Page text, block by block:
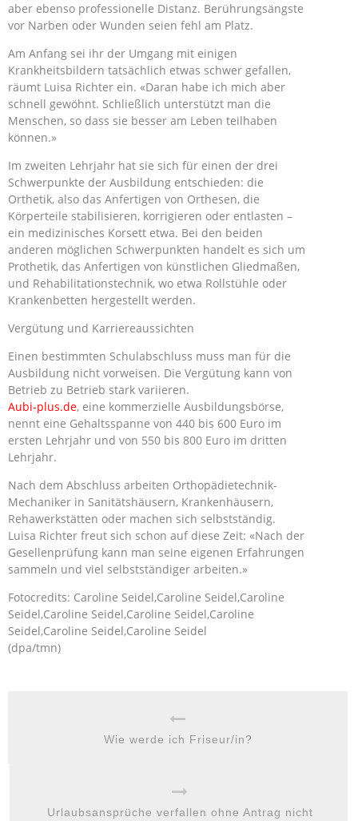
aber ebenso professionelle Distanz. Berührungsängste
vor Narben oder Wunden seien fehl am Platz.
Am Anfang sei ihr der Umgang mit einigen
Krankheitsbildern tatsächlich etwas schwer gefallen,
räumt Luisa Richter ein. «Daran habe ich mich aber
schnell gewöhnt. Schließlich unterstützt man die
Menschen, so dass sie besser am Leben teilhaben
können.»
Im zweiten Lehrjahr hat sie sich für einen der drei
Schwerpunkte der Ausbildung entschieden: die
Orthetik, also das Anfertigen von Orthesen, die
Körperteile stabilisieren, korrigieren oder entlasten –
ein medizinisches Korsett etwa. Bei den beiden
anderen möglichen Schwerpunkten handelt es sich um
Prothetik, das Anfertigen von künstlichen Gliedmaßen,
und Rehabilitationstechnik, wo etwa Rollstühle oder
Krankenbetten hergestellt werden.
Vergütung und Karriereaussichten
Einen bestimmten Schulabschluss muss man für die
Ausbildung nicht vorweisen. Die Vergütung kann von
Betrieb zu Betrieb stark variieren.
Aubi-plus.de, eine kommerzielle Ausbildungsbörse,
nennt eine Gehaltsspanne von 440 bis 600 Euro im
ersten Lehrjahr und von 550 bis 800 Euro im dritten
Lehrjahr.
Nach dem Abschluss arbeiten Orthopädietechnik-
Mechaniker in Sanitätshäusern, Krankenhäusern,
Rehawerkstätten oder machen sich selbstständig.
Luisa Richter freut sich schon auf diese Zeit: «Nach der
Gesellenprüfung kann man seine eigenen Erfahrungen
sammeln und viel selbstständiger arbeiten.»
Fotocredits: Caroline Seidel,Caroline Seidel,Caroline
Seidel,Caroline Seidel,Caroline Seidel,Caroline
Seidel,Caroline Seidel,Caroline Seidel
(dpa/tmn)
Wie werde ich Friseur/in?
Urlaubsansprüche verfallen ohne Antrag nicht